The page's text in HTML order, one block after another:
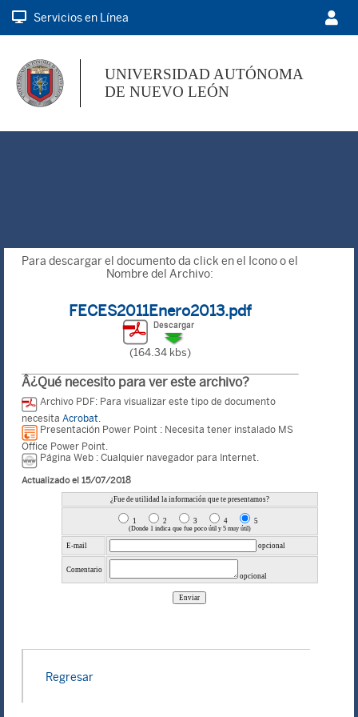
Servicios en Línea
UNIVERSIDAD AUTÓNOMA
DE NUEVO LEÓN
Para descargar el documento da click en el Icono o el
Nombre del Archivo:
FECES2011Enero2013.pdf
(164.34 kbs)
Â¿Qué necesito para ver este archivo?
Archivo PDF: Para visualizar este tipo de documento
necesita Acrobat.
Presentación Power Point : Necesita tener instalado MS
Office Power Point.
Página Web : Cualquier navegador para Internet.
Actualizado el 15/07/2018
Regresar